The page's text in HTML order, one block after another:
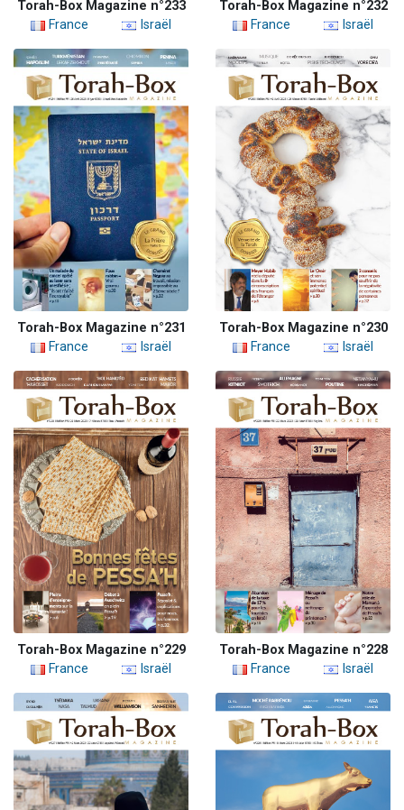
Torah-Box Magazine n°233
France
Israël
Torah-Box Magazine n°232
France
Israël
Torah-Box Magazine n°231
France
Israël
Torah-Box Magazine n°230
France
Israël
Torah-Box Magazine n°229
France
Israël
Torah-Box Magazine n°228
France
Israël